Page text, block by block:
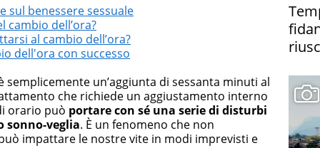
sul benessere sessuale
cambio dell’ora?
al cambio dell’ora?
dell'ora con successo
semplicemente un’aggiunta di sessanta minuti al
che richiede un aggiustamento interno
orario può portare con sé una serie di disturbi
sonno-veglia. È un fenomeno che non
impattare le nostre vite in modi imprevisti e